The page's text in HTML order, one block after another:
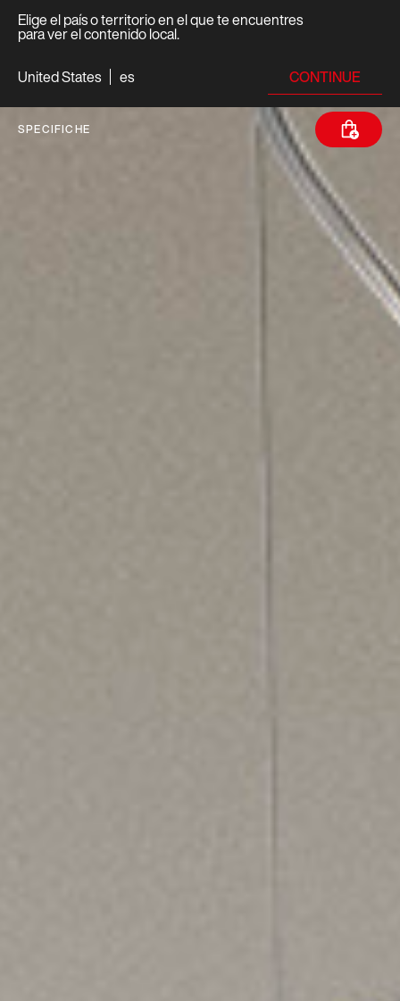
Elige el país o territorio en el que te encuentres
para ver el contenido local.
United States
es CONTINUE
SPECIFICHE